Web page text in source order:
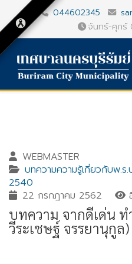
044602345
จันทร์-ศุกร์
WEBMASTER
บทความความรู้เกี่ยวกับพ.ร
2540
22 กรกฎาคม 2562
บทความ จากดีเด่น ท
วีระเชษฐ์ จรรยานุกูล)